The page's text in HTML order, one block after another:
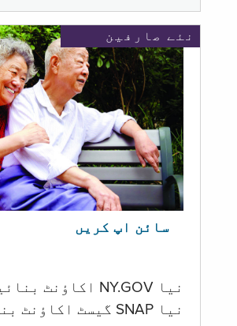
نئے صارفین
سائن اپ کریں
نیا NY.GOV اکاؤنٹ بنائیں
نیا SNAP گیسٹ اکاؤنٹ بنائیں